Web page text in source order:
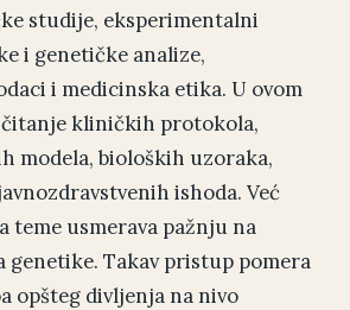
studije, eksperimentalni
i genetičke analize,
i medicinska etika. U ovom
kliničkih protokola,
modela, bioloških uzoraka,
ishoda. Već
teme usmerava pažnju na
genetike. Takav pristup pomera
opšteg divljenja na nivo